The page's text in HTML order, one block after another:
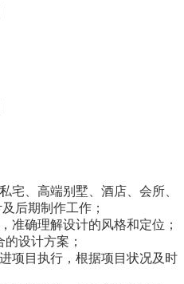
宅、高端别墅、酒店、会所、
后期制作工作；
准确理解设计的风格和定位；
设计方案；
项目执行，根据项目状况及时